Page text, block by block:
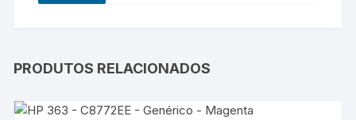
PRODUTOS RELACIONADOS